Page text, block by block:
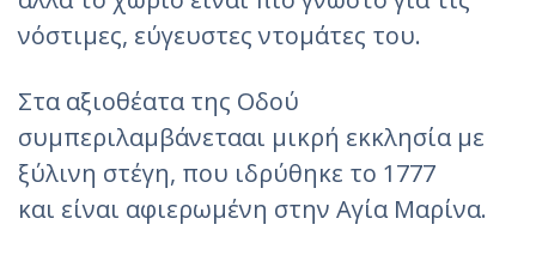
νόστιμες, εύγευστες ντομάτες του.
Στα αξιοθέατα της Οδού
συμπεριλαμβάνετααι μικρή εκκλησία με
ξύλινη στέγη, που ιδρύθηκε το 1777
και είναι αφιερωμένη στην Αγία Μαρίνα.